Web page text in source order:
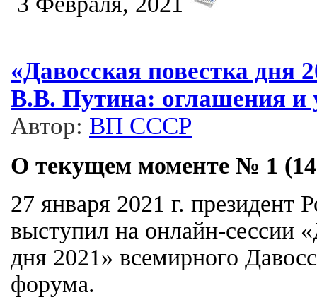
«Давосская повестка дня
В.В. Путина: оглашения и
Автор: ВП СССР
О текущем моменте № 1
27 января 2021 г.
выступил на онлайн-сессии
дня 2021» всемирного
форума.